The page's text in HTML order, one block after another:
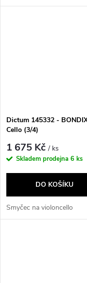
Dictum 145332 -
Cello (3/4)
1 675 Kč/ ks
Skladem prodejna 6 ks
DO KOŠÍKU
Smyčec na violoncello